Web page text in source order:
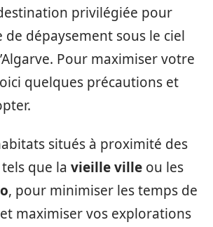
privilégiée pour
de dépaysement sous le ciel
Pour maximiser votre
quelques précautions et
situés à proximité des
que la vieille ville ou les
, pour minimiser les temps de
maximiser vos explorations